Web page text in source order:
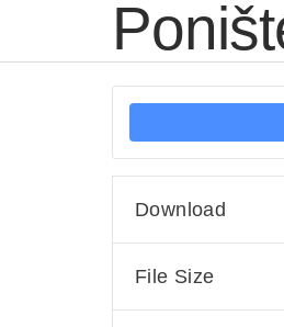
Download
File Size